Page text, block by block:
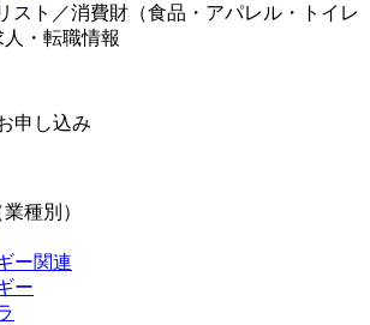
スト／消費財（食品・アパレル・トイレ
・転職情報
申し込み
種別）
ー関連
ー